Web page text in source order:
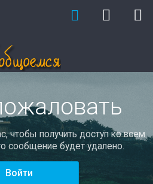
чтобы получить доступ ко всем
сообщение будет удалено.
Войти